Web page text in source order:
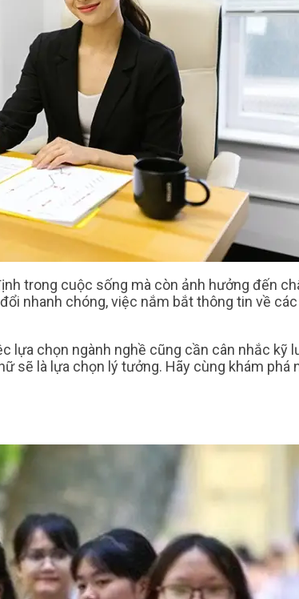
trong cuộc sống mà còn ảnh hưởng đến
nhanh chóng, việc nắm bắt thông tin về
chọn ngành nghề cũng cần cân nhắc kỹ
sẽ là lựa chọn lý tưởng. Hãy cùng khám